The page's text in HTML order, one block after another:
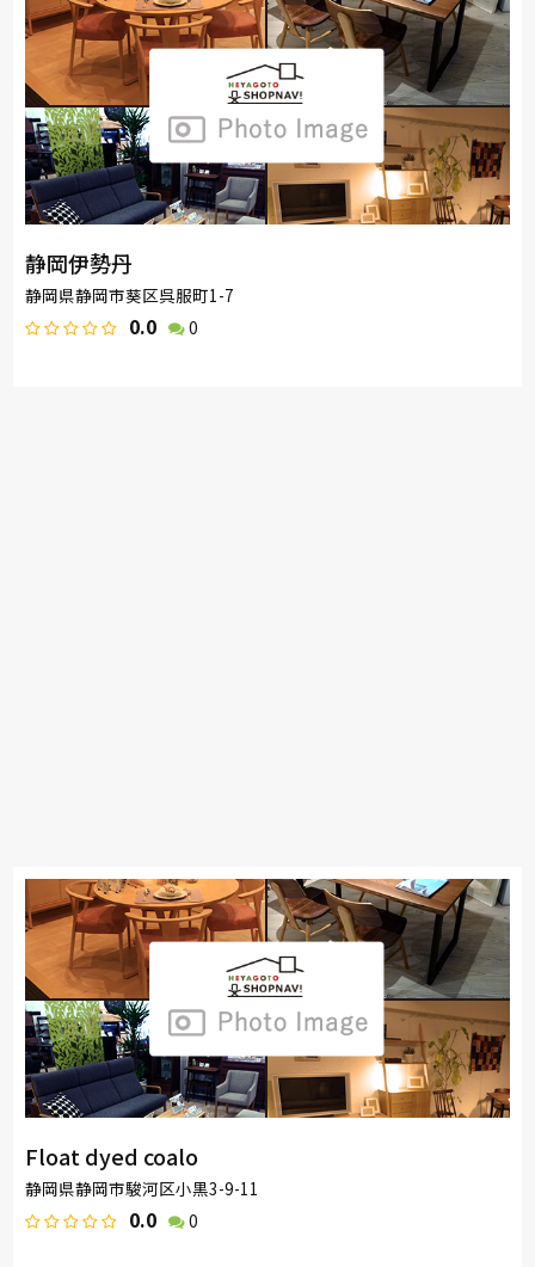
静岡伊勢丹
静岡県静岡市葵区呉服町1-7
0.0 0
Float dyed coalo
静岡県静岡市駿河区小黒3-9-11
0.0 0